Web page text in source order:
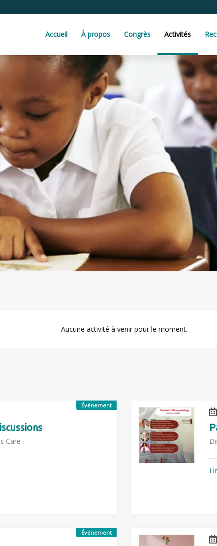
Accueil À propos Congrès Activités
Aucune activité à venir pour le moment.
Événement
Care
Événement